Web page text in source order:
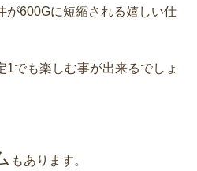
が600Gに短縮される嬉しい仕
1でも楽しむ事が出来るでしょ
もあります。